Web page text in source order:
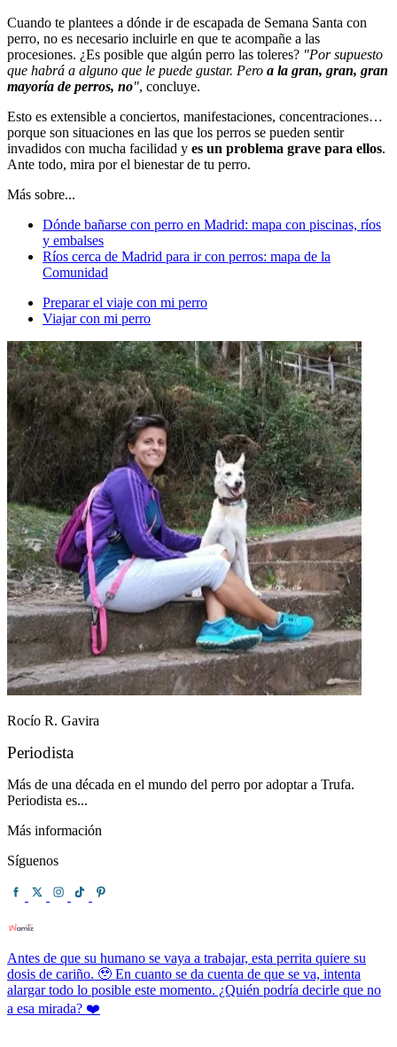
Cuando te plantees a dónde ir de escapada de Semana Santa con
perro, no es necesario incluirle en que te acompañe a las
procesiones. ¿Es posible que algún perro las toleres? "Por supuesto
que habrá a alguno que le puede gustar. Pero a la gran, gran, gran
mayoría de perros, no", concluye.
Esto es extensible a conciertos, manifestaciones, concentraciones…
porque son situaciones en las que los perros se pueden sentir
invadidos con mucha facilidad y es un problema grave para ellos.
Ante todo, mira por el bienestar de tu perro.
Más sobre...
Dónde bañarse con perro en Madrid: mapa con piscinas, ríos
y embalses
Ríos cerca de Madrid para ir con perros: mapa de la
Comunidad
Preparar el viaje con mi perro
Viajar con mi perro
Rocío R. Gavira
Periodista
Más de una década en el mundo del perro por adoptar a Trufa.
Periodista es...
Más información
Síguenos
Antes de que su humano se vaya a trabajar, esta perrita quiere su
dosis de cariño. 🥹 En cuanto se da cuenta de que se va, intenta
alargar todo lo posible este momento. ¿Quién podría decirle que no
a esa mirada? ❤️